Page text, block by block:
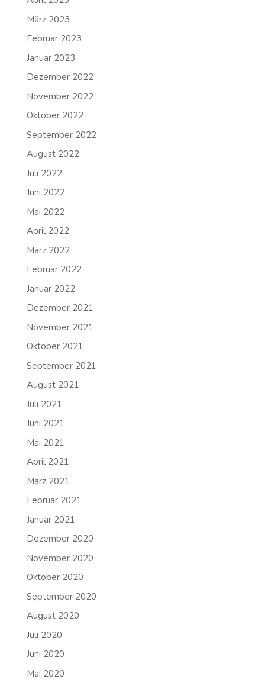
März 2023
Februar 2023
Januar 2023
Dezember 2022
November 2022
Oktober 2022
September 2022
August 2022
Juli 2022
Juni 2022
Mai 2022
April 2022
März 2022
Februar 2022
Januar 2022
Dezember 2021
November 2021
Oktober 2021
September 2021
August 2021
Juli 2021
Juni 2021
Mai 2021
April 2021
März 2021
Februar 2021
Januar 2021
Dezember 2020
November 2020
Oktober 2020
September 2020
August 2020
Juli 2020
Juni 2020
Mai 2020